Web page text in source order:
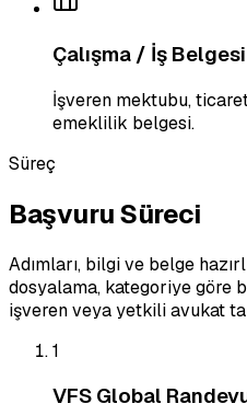
Çalışma / İş Belgesi
İşveren mektubu,
emeklilik belgesi.
Süreç
Başvuru Süreci
Adımları, bilgi ve belge
dosyalama, kategoriye göre
işveren veya yetkili avukat
1
VFS Global